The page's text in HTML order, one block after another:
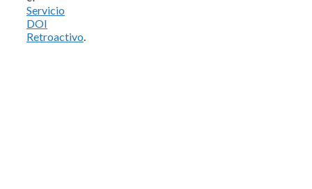
Servicio
DOI
Retroactivo.